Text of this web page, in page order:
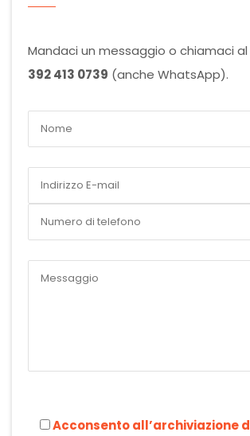
Mandaci un messaggio o chiamaci
392 413 0739 (anche WhatsApp).
Acconsento all’archiviazione